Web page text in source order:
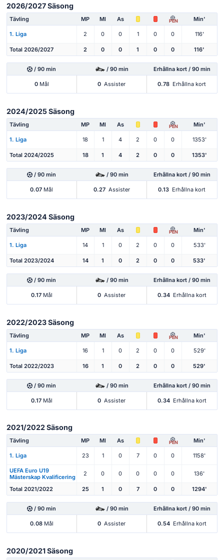
2026/2027 Säsong
Tävling MP Ml As PEN Min'
1. Liga 2 0 0 1 0 0 116'
Total 2026/2027 2 0 0 1 0 0 116'
/ 90 min / 90 min Erhållna kort / 90 min
0Mål 0 Assister 0.78 Erhållna kort
2024/2025 Säsong
Tävling MP Ml As PEN Min'
1. Liga 18 1 4 2 0 0 1353'
Total 2024/2025 18 1 4 2 0 0 1353'
/ 90 min / 90 min Erhållna kort / 90 min
0.07 Mål 0.27 Assister 0.13 Erhållna kort
2023/2024 Säsong
Tävling MP Ml As PEN Min'
1. Liga 14 1 0 2 0 0 533'
Total 2023/2024 14 1 0 2 0 0 533'
/ 90 min / 90 min Erhållna kort / 90 min
0.17Mål 0 Assister 0.34 Erhållna kort
2022/2023 Säsong
Tävling MP Ml As PEN Min'
1. Liga 16 1 0 2 0 0 529'
Total 2022/2023 16 1 0 2 0 0 529'
/ 90 min / 90 min Erhållna kort / 90 min
0.17Mål 0 Assister 0.34 Erhållna kort
2021/2022 Säsong
Tävling MP Ml As PEN Min'
1. Liga 23 1 0 7 0 0 1158'
UEFA Euro U19
Mästerskap Kvalificering
2 0 0 0 0 0 136'
Total 2021/2022 25 1 0 7 0 0 1294'
/ 90 min / 90 min Erhållna kort / 90 min
0.08Mål 0 Assister 0.54 Erhållna kort
2020/2021 Säsong